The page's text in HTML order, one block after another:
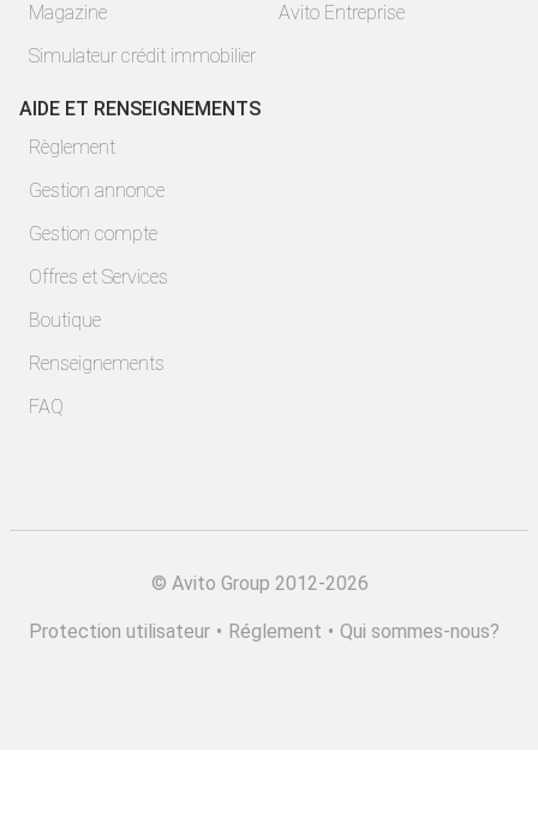
Magazine
Simulateur crédit immobilier
Avito Entreprise
AIDE ET RENSEIGNEMENTS
Règlement
Gestion annonce
Gestion compte
Offres et Services
Boutique
Renseignements
FAQ
© Avito Group 2012-2026
Protection utilisateur • Réglement • Qui sommes-nous?